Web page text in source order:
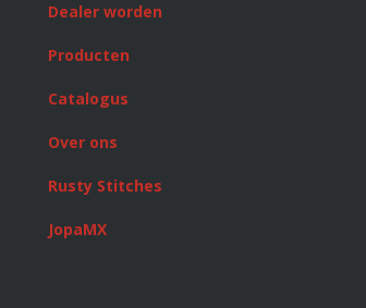
Dealer worden
Producten
Catalogus
Over ons
Rusty Stitches
JopaMX